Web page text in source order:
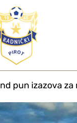
pun izazova